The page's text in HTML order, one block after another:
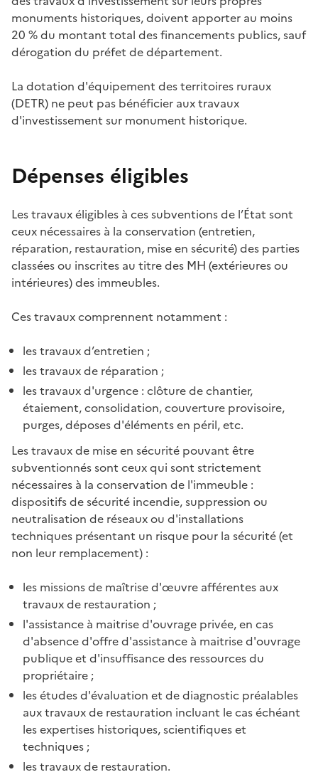
monuments historiques, doivent apporter au moins
20 % du montant total des financements publics, sauf
dérogation du préfet de département.
La dotation d'équipement des territoires ruraux
(DETR) ne peut pas bénéficier aux travaux
d'investissement sur monument historique.
Dépenses éligibles
Les travaux éligibles à ces subventions de l’État sont
ceux nécessaires à la conservation (entretien,
réparation, restauration, mise en sécurité) des parties
classées ou inscrites au titre des MH (extérieures ou
intérieures) des immeubles.
Ces travaux comprennent notamment :
les travaux d’entretien ;
les travaux de réparation ;
les travaux d'urgence : clôture de chantier,
étaiement, consolidation, couverture provisoire,
purges, déposes d'éléments en péril, etc.
Les travaux de mise en sécurité pouvant être
subventionnés sont ceux qui sont strictement
nécessaires à la conservation de l'immeuble :
dispositifs de sécurité incendie, suppression ou
neutralisation de réseaux ou d'installations
techniques présentant un risque pour la sécurité (et
non leur remplacement) :
les missions de maîtrise d'œuvre afférentes aux
travaux de restauration ;
l'assistance à maitrise d'ouvrage privée, en cas
d'absence d'offre d'assistance à maitrise d'ouvrage
publique et d'insuffisance des ressources du
propriétaire ;
les études d'évaluation et de diagnostic préalables
aux travaux de restauration incluant le cas échéant
les expertises historiques, scientifiques et
techniques ;
les travaux de restauration.